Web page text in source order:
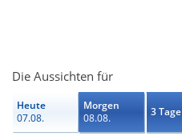
Die Aussichten für
Heute
07.08.
Morgen
08.08.
3 Tage